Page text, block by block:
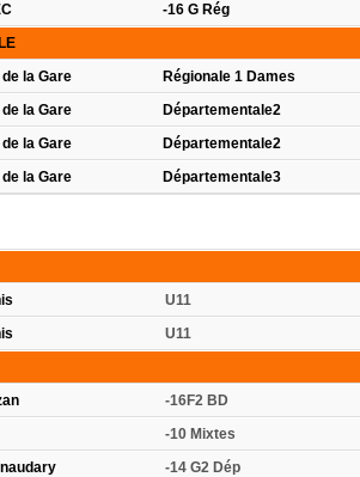
-16 G Rég
de la Gare Régionale 1 Dames
de la Gare Départementale2
de la Gare Départementale2
de la Gare Départementale3
U11
U11
-16F2 BD
-10 Mixtes
-14 G2 Dép